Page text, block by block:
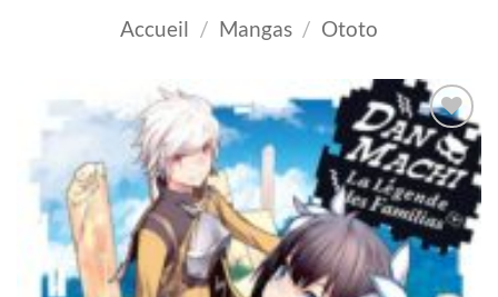
Accueil / Mangas / Ototo
Ajouter
à la
wishlist